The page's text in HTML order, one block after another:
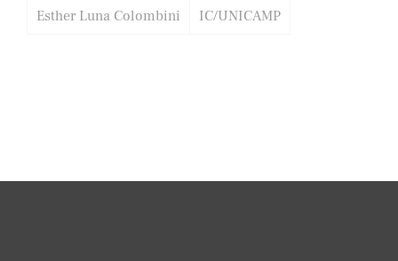
Esther Luna Colombini IC/UNICAMP